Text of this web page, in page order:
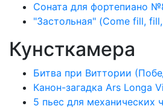
Соната для фортепиано
"Застольная" (Come fill,
Кунсткамера
Битва при Виттории
Канон-загадка Ars Longa
5 пьес для механических